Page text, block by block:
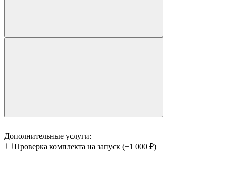
Дополнительные услуги:
Проверка комплекта на запуск (+1 000 ₽)